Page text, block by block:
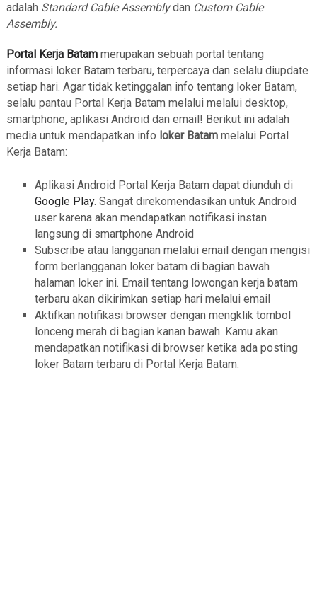
adalah Standard Cable Assemblydan Custom Cable
Assembly.
Portal Kerja Batammerupakan sebuah portal tentang
informasi loker Batam terbaru, terpercaya dan selalu diupdate
setiap hari. Agar tidak ketinggalan info tentang loker Batam,
selalu pantau Portal Kerja Batam melalui melalui desktop,
smartphone, aplikasi Android dan email! Berikut ini adalah
media untuk mendapatkan info loker Batammelalui Portal
Kerja Batam:
Aplikasi Android Portal Kerja Batam dapat diunduh di
Google Play. Sangat direkomendasikan untuk Android
user karena akan mendapatkan notifikasi instan
langsung di smartphone Android
Subscribe atau langganan melalui email dengan mengisi
form berlangganan loker batam di bagian bawah
halaman loker ini. Email tentang lowongan kerja batam
terbaru akan dikirimkan setiap hari melalui email
Aktifkan notifikasi browser dengan mengklik tombol
lonceng merah di bagian kanan bawah. Kamu akan
mendapatkan notifikasi di browser ketika ada posting
loker Batam terbaru di Portal Kerja Batam.